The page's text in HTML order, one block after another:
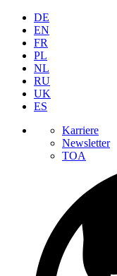
DE
EN
FR
PL
NL
RU
UK
ES
Karriere
Newsletter
TOA